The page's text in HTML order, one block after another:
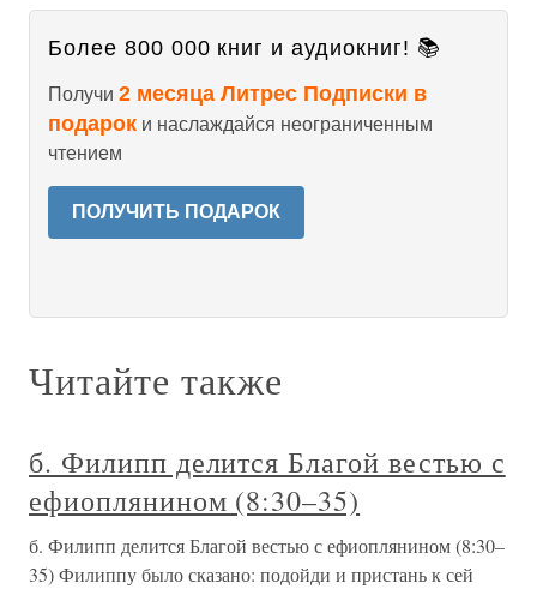
Более 800 000 книг и аудиокниг! 📚
Получи 2 месяца Литрес Подписки в
подарок и наслаждайся неограниченным
чтением
ПОЛУЧИТЬ ПОДАРОК
Читайте также
б. Филипп делится Благой вестью с
ефиоплянином (8:30–35)
б. Филипп делится Благой вестью с ефиоплянином (8:30–
35) Филиппу было сказано: подойди и пристань к сей